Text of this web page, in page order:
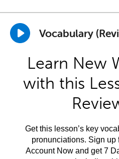
Vocabulary
Learn New
with this
Get this lesson’s key
pronunciations. Sign up
Account Now and get 7